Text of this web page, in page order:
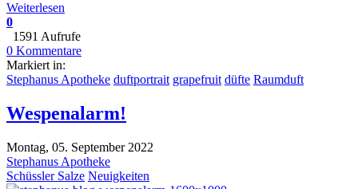
Weiterlesen
0
1591 Aufrufe
0 Kommentare
Markiert in:
Stephanus Apotheke duftportrait grapefruit düfte Raumduft
Wespenalarm!
Montag, 05. September 2022
Stephanus Apotheke
Schüssler Salze Neuigkeiten